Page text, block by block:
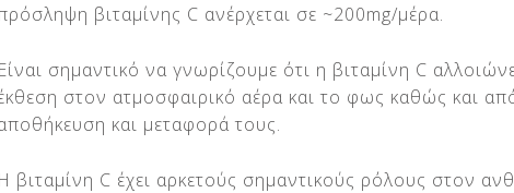
βιταμίνης C ανέρχεται σε ~200mg/μέρα.
Είναι σημαντικό να γνωρίζουμε ότι η βιταμίνη C
στον ατμοσφαιρικό αέρα και το φως καθώς και
και μεταφορά τους.
Η βιταμίνη C έχει αρκετούς σημαντικούς ρόλους στον